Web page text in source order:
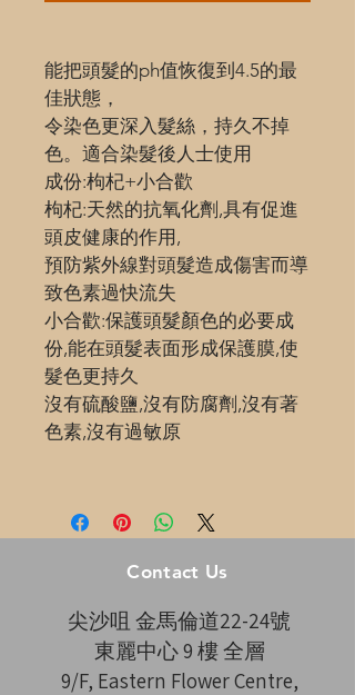
能把頭髮的ph值恢復到4.5的最
佳狀態，
令染色更深入髮絲，持久不掉
色。適合染髮後人士使用
成份:枸杞+小合歡
枸杞:天然的抗氧化劑,具有促進
頭皮健康的作用,
預防紫外線對頭髮造成傷害而導
致色素過快流失
小合歡:保護頭髮顏色的必要成
份,能在頭髮表面形成保護膜,使
髮色更持久
沒有硫酸鹽,沒有防腐劑,沒有著
色素,沒有過敏原
Contact Us
尖沙咀 金馬倫道22-24號
東麗中心 9 樓 全層
9/F, Eastern Flower Centre,